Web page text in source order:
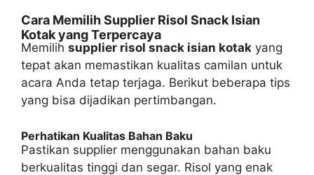
Cara Memilih Supplier Risol Snack Isian
Kotak yang Terpercaya
Memilih supplier risol snack isian kotak yang
tepat akan memastikan kualitas camilan untuk
acara Anda tetap terjaga. Berikut beberapa tips
yang bisa dijadikan pertimbangan.
Perhatikan Kualitas Bahan Baku
Pastikan supplier menggunakan bahan baku
berkualitas tinggi dan segar. Risol yang enak